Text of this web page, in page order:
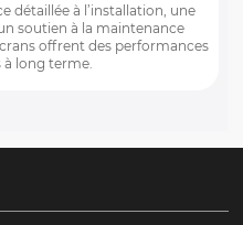
détaillée à l’installation, une
soutien à la maintenance
offrent des performances
long terme.